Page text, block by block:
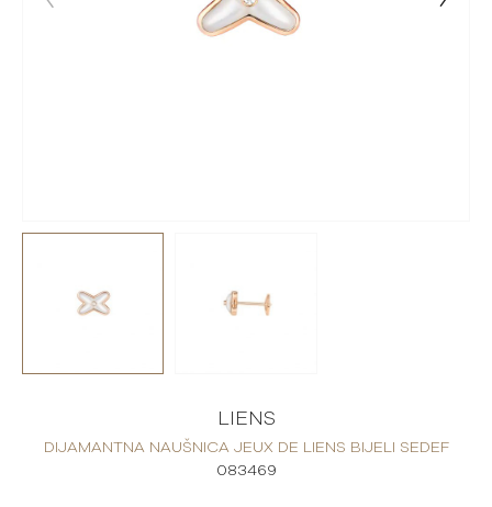
LIENS
DIJAMANTNA NAUŠNICA JEUX DE LIENS BIJELI SEDEF
083469